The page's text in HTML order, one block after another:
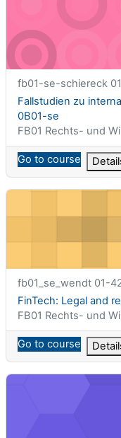
课程简称
fb01-se-schiereck
课程名称
Fallstudien zu
0B01-se
课程类别
FB01 Rechts- und
Go to course
FinTech: Legal and
课程简称
fb01_se_wendt 01-
课程名称
FinTech: Legal and
课程类别
FB01 Rechts- und
Go to course
Fundamentals of